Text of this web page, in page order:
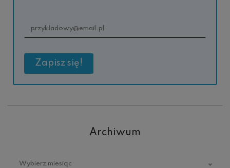
Archiwum
Archiwum
Wybierz miesiąc